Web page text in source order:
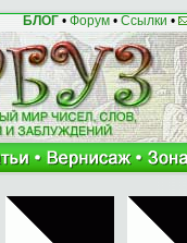
БЛОГ• Форум• Ссылки •